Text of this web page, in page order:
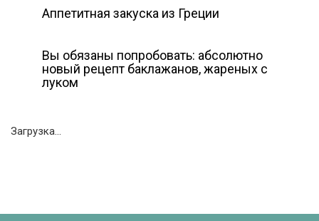
Аппетитная закуска из Греции
Вы обязаны попробовать: абсолютно
новый рецепт баклажанов, жареных с
луком
Загрузка...